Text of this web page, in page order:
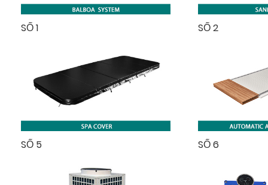
SỐ 1 SỐ 2
SỐ 5 SỐ 6